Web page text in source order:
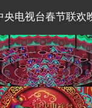
央电视台春节联欢